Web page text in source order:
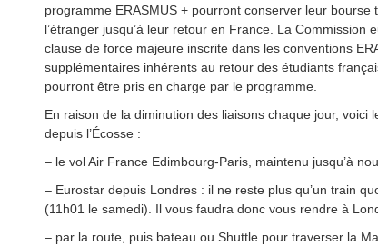
programme ERASMUS + pourront conserver leur bourse
l’étranger jusqu’à leur retour en France. La Commission
clause de force majeure inscrite dans les conventions
supplémentaires inhérents au retour des étudiants
pourront être pris en charge par le programme.
En raison de la diminution des liaisons chaque jour, voici
depuis l’Écosse :
– le vol Air France Edimbourg-Paris, maintenu jusqu’à
– Eurostar depuis Londres : il ne reste plus qu’un train
(11h01 le samedi). Il vous faudra donc vous rendre à
– par la route, puis bateau ou Shuttle pour traverser la